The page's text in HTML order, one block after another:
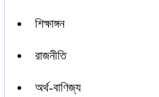
শিক্ষাঙ্গন
রাজনীতি
অর্থ-বাণিজ্য